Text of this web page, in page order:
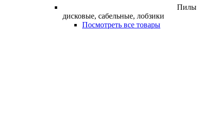
Пилы
дисковые, сабельные, лобзики
Посмотреть все товары